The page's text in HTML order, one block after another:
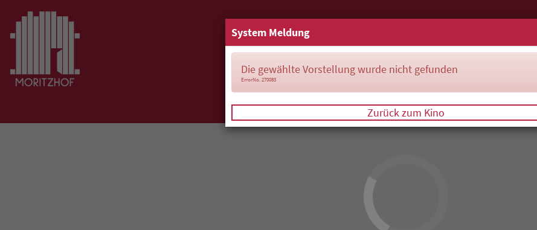
System Meldung
Die gewählte Vorstellung wurde nicht gefunden
ErrorNo. 270083
Zurück zum Kino